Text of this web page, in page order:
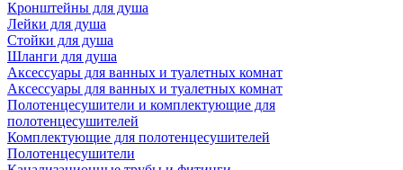
Кронштейны для душа
Лейки для душа
Стойки для душа
Шланги для душа
Аксессуары для ванных и туалетных комнат
Аксессуары для ванных и туалетных комнат
Полотенцесушители и комплектующие для
полотенцесушителей
Комплектующие для полотенцесушителей
Полотенцесушители